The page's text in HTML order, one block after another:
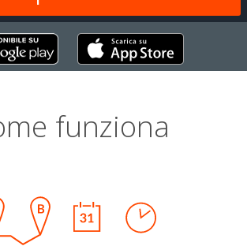
funziona